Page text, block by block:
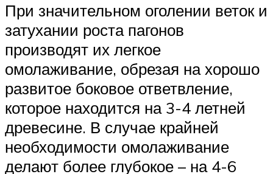
При значительном оголении веток и
затухании роста пагонов
производят их легкое
омолаживание, обрезая на хорошо
развитое боковое ответвление,
которое находится на 3-4 летней
древесине. В случае крайней
необходимости омолаживание
делают более глубокое – на 4-6